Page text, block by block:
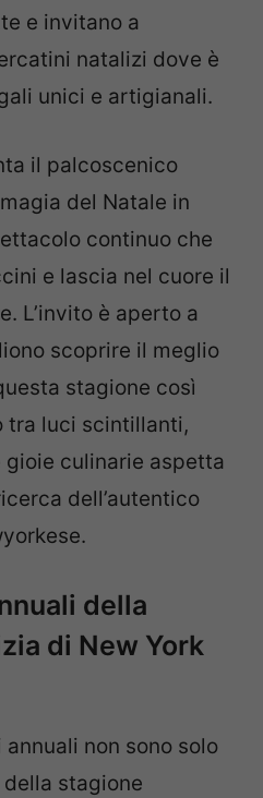
e invitano a
natalizi dove è
unici e artigianali.
il palcoscenico
del Natale in
continuo che
e lascia nel cuore il
L’invito è aperto a
scoprire il meglio
stagione così
tra luci scintillanti,
culinarie aspetta
dell’autentico
della
di New York
non sono solo
stagione